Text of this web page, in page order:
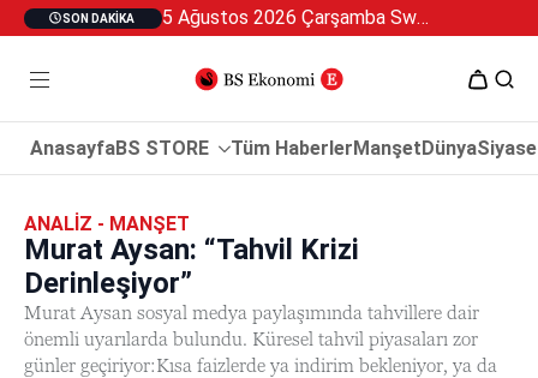
SON DAKIKA 5 Ağustos 2026 Çarşamba Swan Özel 2
AnasayfaBS STORE Tüm HaberlerManşetDünya
ANALIZ - MANŞET
Murat Aysan: “Tahvil Krizi
Derinleşiyor”
Murat Aysan sosyal medya paylaşımında tahvillere dair
önemli uyarılarda bulundu. Küresel tahvil piyasaları zor
günler geçiriyor:Kısa faizlerde ya indirim bekleniyor, ya da